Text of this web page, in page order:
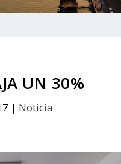
UN 30%
| Noticia